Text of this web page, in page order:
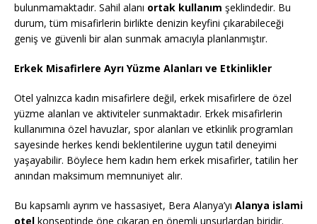
bulunmamaktadır. Sahil alanı ortak kullanım şeklindedir. Bu
durum, tüm misafirlerin birlikte denizin keyfini çıkarabileceği
geniş ve güvenli bir alan sunmak amacıyla planlanmıştır.
Erkek Misafirlere Ayrı Yüzme Alanları ve Etkinlikler
Otel yalnızca kadın misafirlere değil, erkek misafirlere de özel
yüzme alanları ve aktiviteler sunmaktadır. Erkek misafirlerin
kullanımına özel havuzlar, spor alanları ve etkinlik programları
sayesinde herkes kendi beklentilerine uygun tatil deneyimi
yaşayabilir. Böylece hem kadın hem erkek misafirler, tatilin her
anından maksimum memnuniyet alır.
Bu kapsamlı ayrım ve hassasiyet, Bera Alanya’yı Alanya islami
otel konseptinde öne çıkaran en önemli unsurlardan biridir.